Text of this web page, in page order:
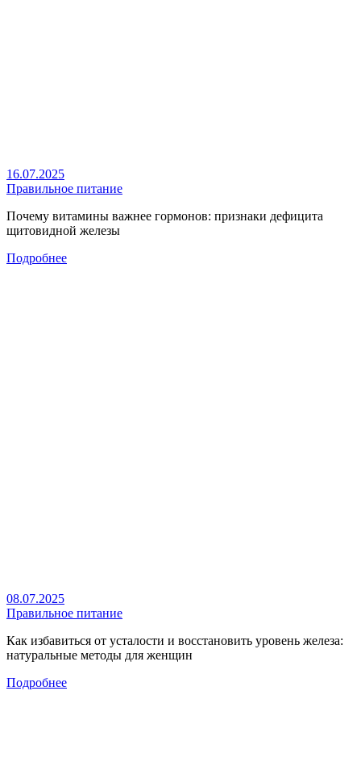
16.07.2025
Правильное питание
Почему витамины важнее гормонов: признаки дефицита
щитовидной железы
Подробнее
08.07.2025
Правильное питание
Как избавиться от усталости и восстановить уровень железа:
натуральные методы для женщин
Подробнее